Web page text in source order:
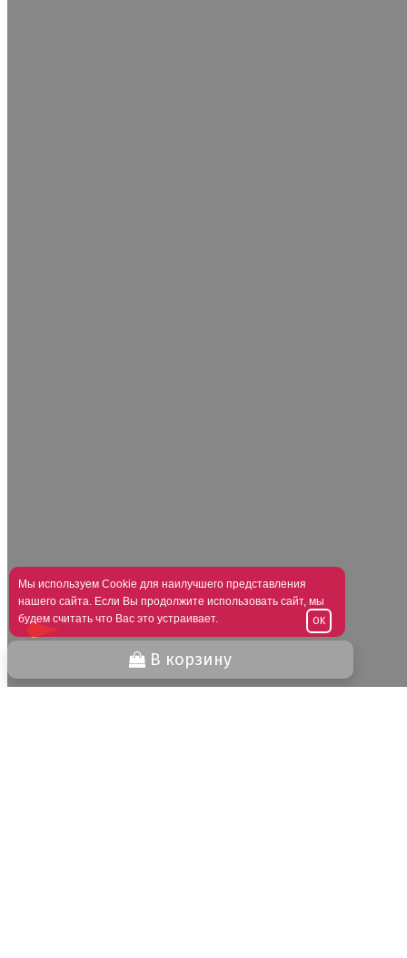
В корзину
Мы используем Cookie для наилучшего представления
нашего сайта. Если Вы продолжите использовать сайт, мы
будем считать что Вас это устраивает.
OK